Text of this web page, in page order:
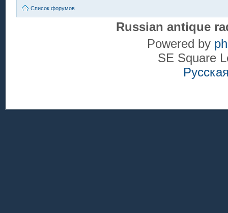
Список форумов
Russian antique
Powered by
SE Square